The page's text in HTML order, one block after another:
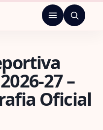
Time
Menu
27 –
Oficial